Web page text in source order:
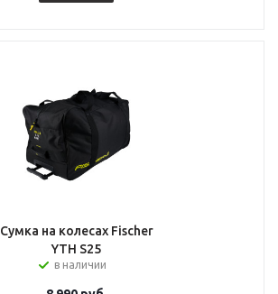
Сумка на колесах Fischer
YTH S25
в наличии